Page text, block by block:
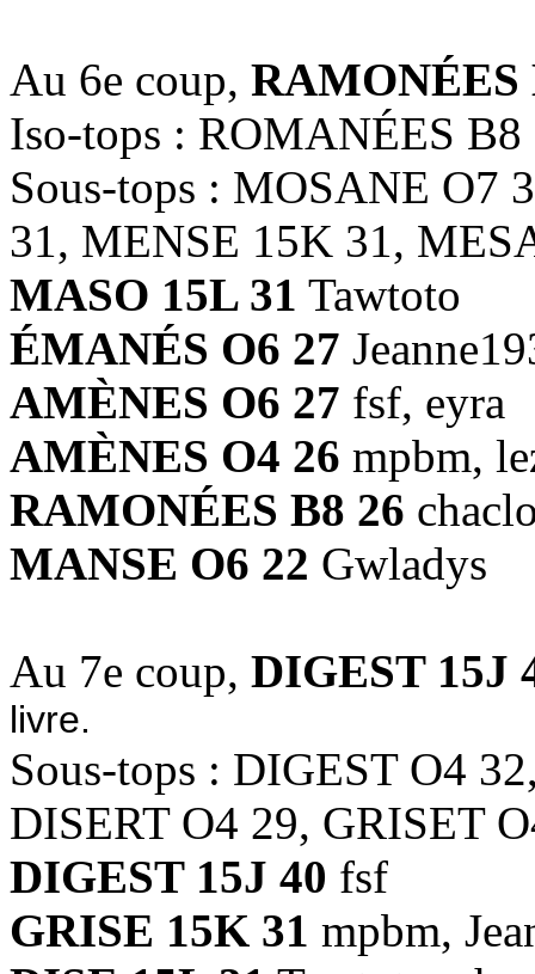
Au 6e coup, RAMONÉES
Iso-tops : ROMANÉES B8
Sous-tops : MOSANE O7
31, MENSE 15K 31,
MASO 15L 31 Tawtoto
ÉMANÉS O6 27
AMÈNES O6 27 fsf, eyra
AMÈNES O4 26 mpbm,
RAMONÉES B8 26
MANSE O6 22 Gwladys
Au 7e coup, DIGEST 15J
livre.
Sous-tops : DIGEST O4
DISERT O4 29, GRISET
DIGEST 15J 40 fsf
GRISE 15K 31 mpbm,